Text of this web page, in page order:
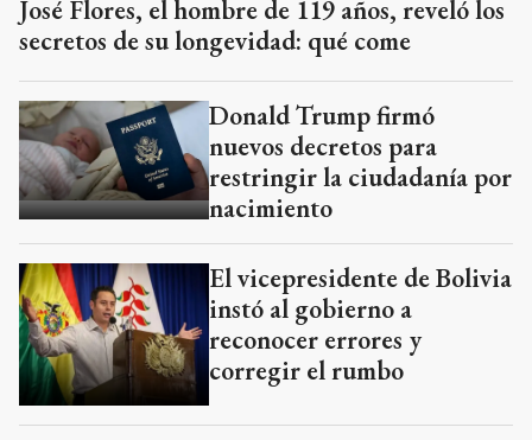
José Flores, el hombre de 119 años, reveló los
secretos de su longevidad: qué come
Donald Trump firmó
nuevos decretos para
restringir la ciudadanía por
nacimiento
El vicepresidente de Bolivia
instó al gobierno a
reconocer errores y
corregir el rumbo